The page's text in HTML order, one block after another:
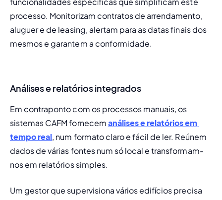
processo. Monitorizam contratos de arrendamento,
aluguer e de leasing, alertam para as datas finais dos
mesmos e garantem a conformidade.
Análises e relatórios integrados
Em contraponto com os processos manuais, os
sistemas CAFM fornecem análises e relatórios em
tempo real, num formato claro e fácil de ler. Reúnem
dados de várias fontes num só local e transformam-
nos em relatórios simples.
Um gestor que supervisiona vários edifícios precisa